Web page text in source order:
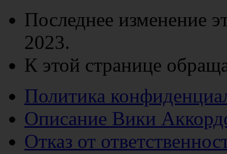
Последнее изменение
2023.
К этой странице
Политика
Описание Вики
Отказ от